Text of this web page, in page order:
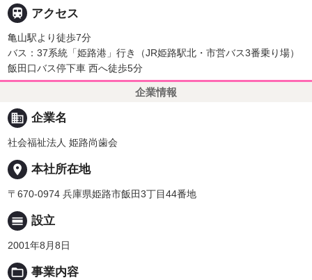
 アクセス
亀山駅より徒歩7分
バス：37系統「姫路港」行き（JR姫路駅北・市営バス3番乗り場）
飯田口バス停下車 西へ徒歩5分
企業情報
business 企業名
社会福祉法人 姫路尚歯会
place 本社所在地
〒670-0974 兵庫県姫路市飯田3丁目44番地
calendar_view_day 設立
2001年8月8日
folder_open 事業内容